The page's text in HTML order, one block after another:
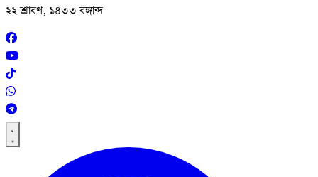
২২ শ্রাবণ, ১৪৩৩ বঙ্গাব্দ